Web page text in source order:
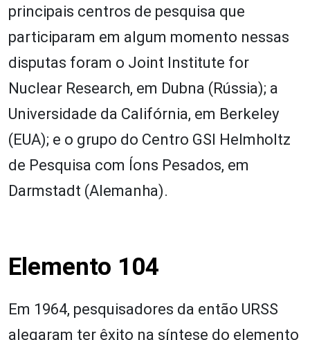
principais centros de pesquisa que
participaram em algum momento nessas
disputas foram o Joint Institute for
Nuclear Research, em Dubna (Rússia); a
Universidade da Califórnia, em Berkeley
(EUA); e o grupo do Centro GSI Helmholtz
de Pesquisa com Íons Pesados, em
Darmstadt (Alemanha).
Elemento 104
Em 1964, pesquisadores da então URSS
alegaram ter êxito na síntese do elemento